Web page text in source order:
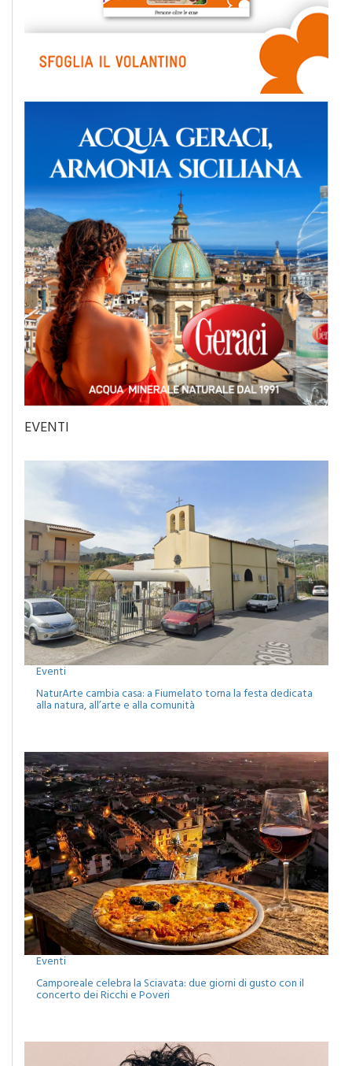
EVENTI
Eventi
NaturArte cambia casa: a Fiumelato torna la festa dedicata
alla natura, all’arte e alla comunità
Eventi
Camporeale celebra la Sciavata: due giorni di gusto con il
concerto dei Ricchi e Poveri